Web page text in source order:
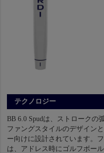
テクノロジー
BB 6.0 Spudは、ストロークの
ファングスタイルのデザイン
ー向けに設計されています。
は、アドレス時にゴルフボー